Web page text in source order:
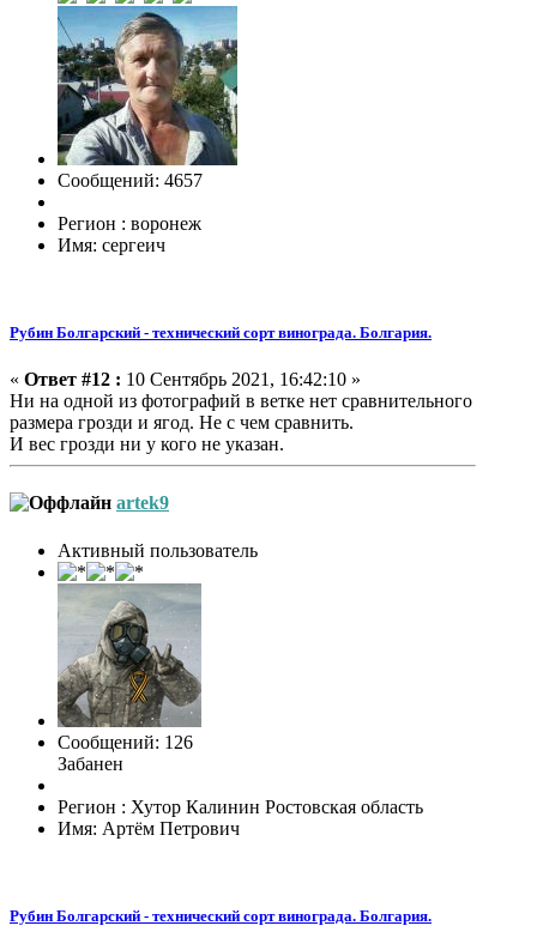
Сообщений: 4657
Регион : воронеж
Имя: сергеич
Рубин Болгарский - технический сорт винограда. Болгария.
« Ответ #12 : 10 Сентябрь 2021, 16:42:10 »
Ни на одной из фотографий в ветке нет сравнительного
размера грозди и ягод. Не с чем сравнить.
И вес грозди ни у кого не указан.
artek9
Активный пользователь
Сообщений: 126
Забанен
Регион : Хутор Калинин Ростовская область
Имя: Артём Петрович
Рубин Болгарский - технический сорт винограда. Болгария.